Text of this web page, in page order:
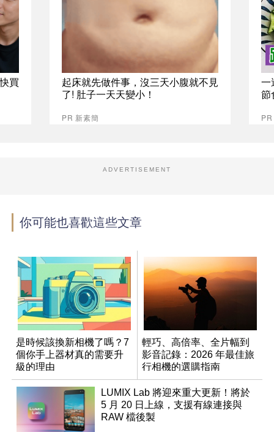
買
起床就先做件事，沒三天小腹就不見
了! 肚子一天天變小！
PR 新素簡
一
節
ADVERTISEMENT
你可能也喜歡這些文章
是時候該換新相機了嗎？7
個你手上器材真的需要升
級的理由
輕巧、高倍率、全片幅到
影音記錄：2026 年最佳旅
行相機的選購指南
LUMIX Lab 將迎來重大更新！將於
5 月 20 日上線，支援有線連接與
RAW 檔後製